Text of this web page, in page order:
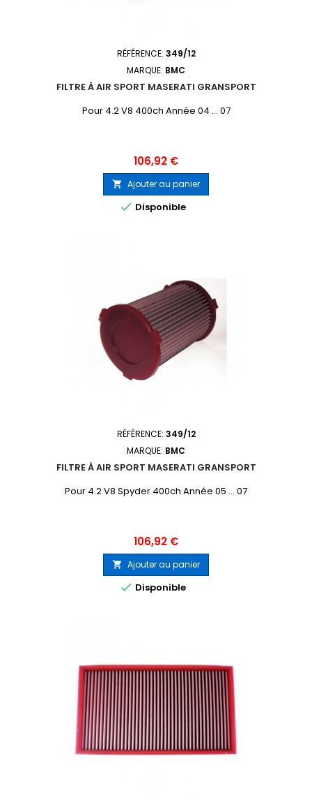
RÉFÉRENCE: 349/12
MARQUE: BMC
FILTRE À AIR SPORT MASERATI GRANSPORT
Pour 4.2 V8 400ch Année 04 ... 07
Prix
106,92 €
 Ajouter au panier
 Disponible
RÉFÉRENCE: 349/12
MARQUE: BMC
FILTRE À AIR SPORT MASERATI GRANSPORT
Pour 4.2 V8 Spyder 400ch Année 05 ... 07
Prix
106,92 €
 Ajouter au panier
 Disponible